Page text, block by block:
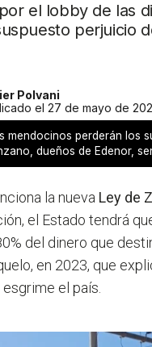
el lobby de las
perjuicio
Polvani
el 27 de mayo de
mendocinos perderán los
dueños de Edenor,
la nueva Ley de
el Estado tendrá
del dinero que
en 2023, que
el país.